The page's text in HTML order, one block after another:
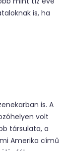
is, ha
is. A
volt
társulata, a
Amerika című